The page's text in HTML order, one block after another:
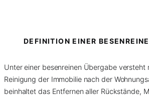
DEFINITION EINER
Unter einer besenreinen Übergabe versteht
Reinigung der Immobilie nach der
beinhaltet das Entfernen aller Rückstände,